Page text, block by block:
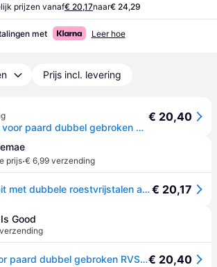
prijzen vanaf€ 20,17naar€ 24,29
met Leer hoe
Prijs incl. levering
Mors 2 ringen voor paard dubbel gebroken RVS HORKA - Argenté
€ 20,40
prijs·€ 6,99 verzending
2-rings paardenbit met dubbele roestvrijstalen afdichting Horka - Argenté€ 20,17
Good
Mors 2 ringen voor paard dubbel gebroken RVS HORKA - Argenté€ 20,40